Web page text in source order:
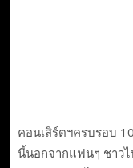
คอนเสิร์ตฯครบรอบ
นี้นอกจากแฟนๆ ชาวไ